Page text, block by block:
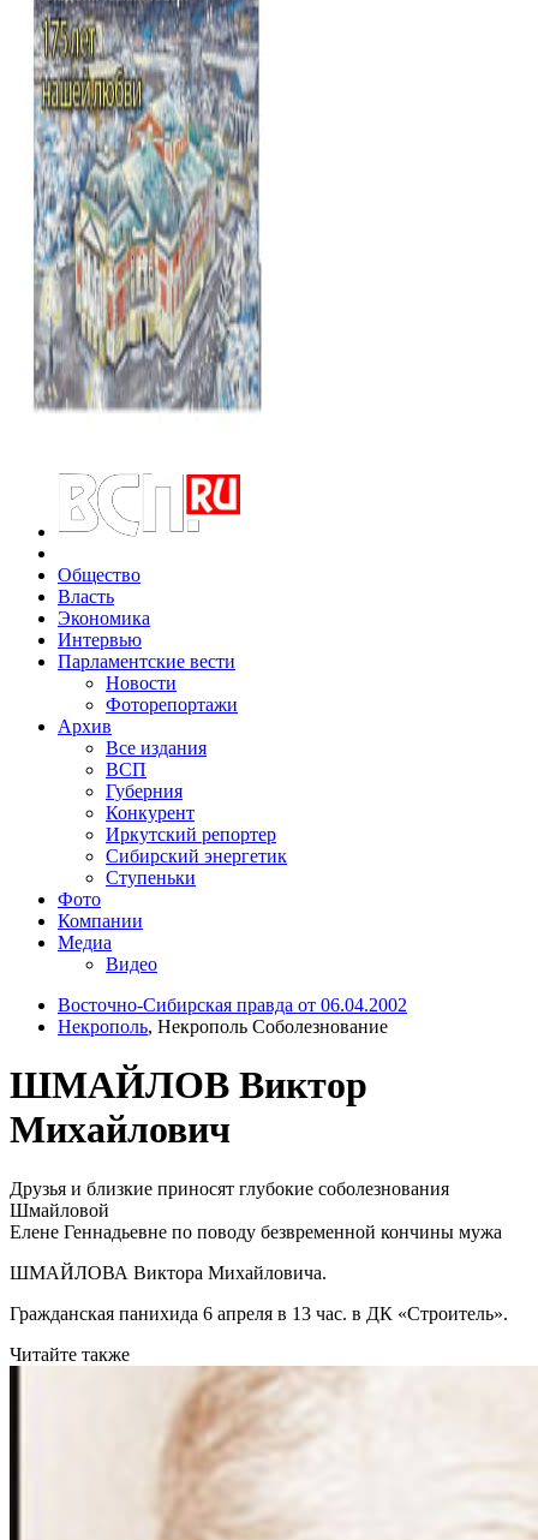
Общество
Власть
Экономика
Интервью
Парламентские вести
Новости
Фоторепортажи
Архив
Все издания
ВСП
Губерния
Конкурент
Иркутский репортер
Сибирский энергетик
Ступеньки
Фото
Компании
Медиа
Видео
Восточно-Сибирская правда от 06.04.2002
Некрополь, Некрополь Соболезнование
ШМАЙЛОВ Виктор
Михайлович
Друзья и близкие приносят глубокие соболезнования
Шмайловой
Елене Геннадьевне по поводу безвременной кончины мужа
ШМАЙЛОВА Виктора Михайловича.
Гражданская панихида 6 апреля в 13 час. в ДК «Строитель».
Читайте также